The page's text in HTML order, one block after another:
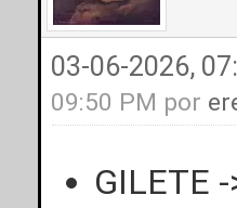
03-06-2026,
09:50 PM por
GILETE